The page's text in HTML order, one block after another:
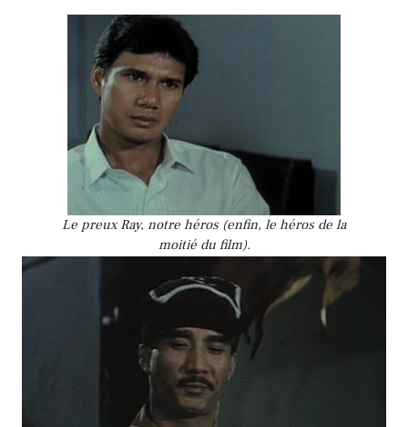
Le preux Ray, notre héros (enfin, le héros de la
moitié du film).